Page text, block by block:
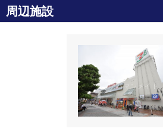
周辺施設